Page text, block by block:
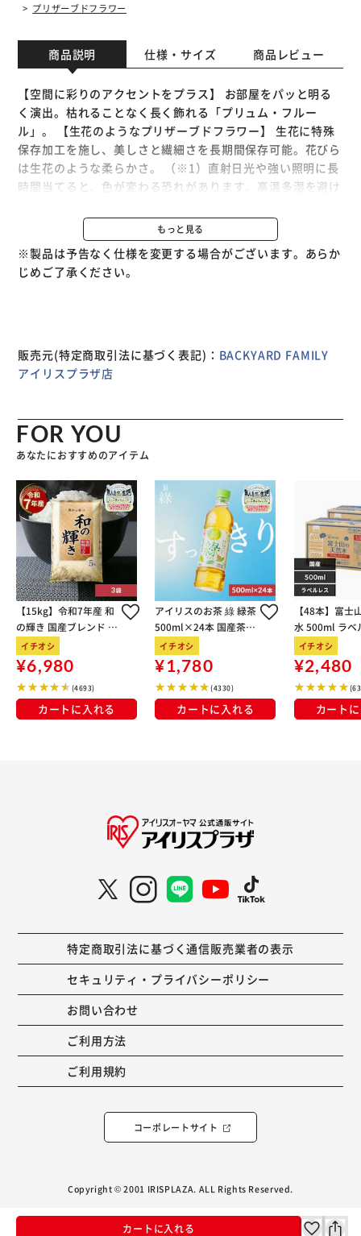
カートに入れる
プリザーブドフラワー
商品説明 仕様・サイズ 商品レビュー
【空間に彩りのアクセントをプラス】 お部屋をパッと明る
く演出。枯れることなく長く飾れる「プリュム・フルー
ル」。 【生花のようなプリザーブドフラワー】 生花に特殊
保存加工を施し、美しさと繊細さを長期間保存可能。花びら
は生花のような柔らかさ。 （※1）直射日光や強い照明に長
時間当てると、色が変わる恐れがあります。高温多湿を避け
丸みのあるホワイトカラーのポット。羽をデザインした、カ
ラフルなプリザーブドフラワー♪ 【水やり不要でお手入れ
ラクラク】 面倒なお手入れは必要なし！長期不在の時も安
心、どなたでも気軽にお花を取り入れられる◎ 【お気に入
想いをプリザーブドフラワーに込めて届けよう♪ （※2）ク
リアケース付きです。
もっと見る
※製品は予告なく仕様を変更する場合がございます。あらか
じめご了承ください。
販売元(特定商取引法に基づく表記)： BACKYARD FAMILY
アイリスプラザ店
FOR YOU
あなたにおすすめのアイテム
【15kg】令和7年産 和
の輝き 国産ブレンド 5
kg×3袋
イチオシ
¥6,980
(4693)
カートに入れる
アイリスのお茶 綠 緑茶
500ml×24本 国産茶葉
100％使用
イチオシ
¥1,780
(4330)
カートに入れる
【48本】富士
水 500ml ラベ
イチオシ
¥2,480
カート
特定商取引法に基づく通信販売業者の表示
セキュリティ・プライバシーポリシー
お問い合わせ
ご利用方法
ご利用規約
コーポレートサイト
Copyright © 2001 IRISPLAZA. ALL Rights Reserved.